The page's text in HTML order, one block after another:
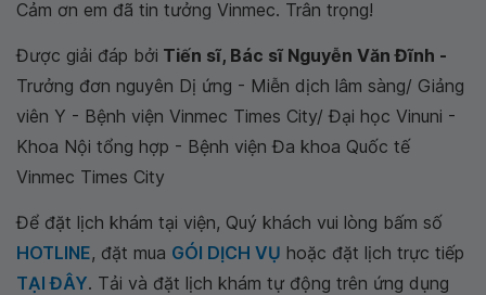
Cảm ơn em đã tin tưởng Vinmec. Trân trọng!
Được giải đáp bởi Tiến sĩ, Bác sĩ Nguyễn Văn Đĩnh -
Trưởng đơn nguyên Dị ứng - Miễn dịch lâm sàng/ Giảng
viên Y - Bệnh viện Vinmec Times City/ Đại học Vinuni -
Khoa Nội tổng hợp - Bệnh viện Đa khoa Quốc tế
Vinmec Times City
Để đặt lịch khám tại viện, Quý khách vui lòng bấm số
HOTLINE, đặt mua GÓI DỊCH VỤ hoặc đặt lịch trực tiếp
TẠI ĐÂY. Tải và đặt lịch khám tự động trên ứng dụng